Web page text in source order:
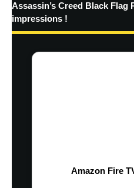
Assassin’s Creed Black Flag
impressions !
Amazon Fire